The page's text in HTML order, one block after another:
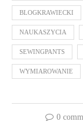
BLOGKRAWIECKI
NAUKASZYCIA
SEWINGPANTS
WYMIAROWANIE
0